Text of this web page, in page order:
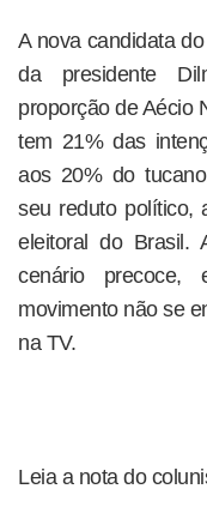
A nova candidata
da presidente
proporção de Aécio
tem 21% das
aos 20% do
seu reduto político,
eleitoral do Brasil.
cenário precoce,
movimento não se
na TV.
Leia a nota do